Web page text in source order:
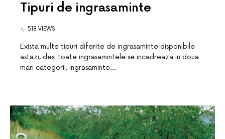
Tipuri de ingrasaminte
518 VIEWS
Exista multe tipuri diferite de ingrasaminte disponibile
astazi, desi toate ingrasamintele se incadreaza in doua
mari categorii, ingrasaminte…